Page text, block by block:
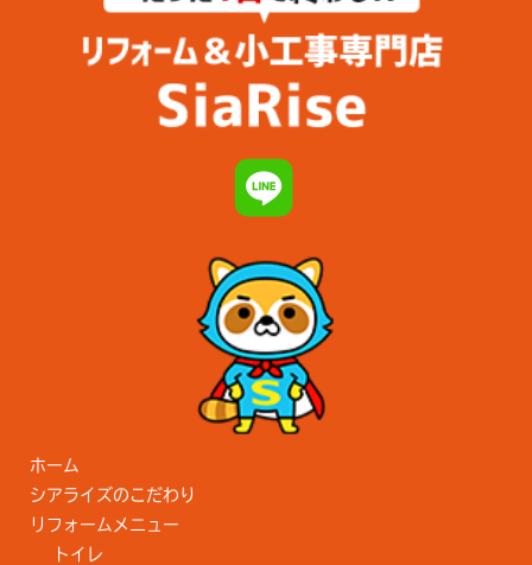
ホーム
シアライズのこだわり
リフォームメニュー
トイレ